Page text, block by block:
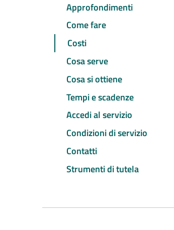
Approfondimenti
Come fare
Costi
Cosa serve
Cosa si ottiene
Tempi e scadenze
Accedi al servizio
Condizioni di servizio
Contatti
Strumenti di tutela